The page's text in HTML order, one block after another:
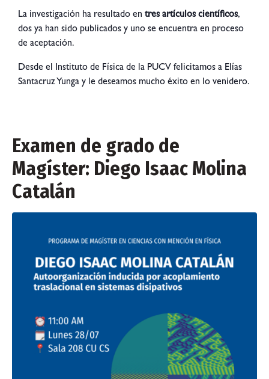
La investigación ha resultado en tres artículos científicos,
dos ya han sido publicados y uno se encuentra en proceso
de aceptación.
Desde el Instituto de Física de la PUCV felicitamos a Elías
Santacruz Yunga y le deseamos mucho éxito en lo venidero.
Examen de grado de
Magíster: Diego Isaac Molina
Catalán